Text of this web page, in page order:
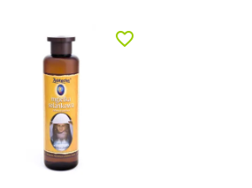
favorite_border